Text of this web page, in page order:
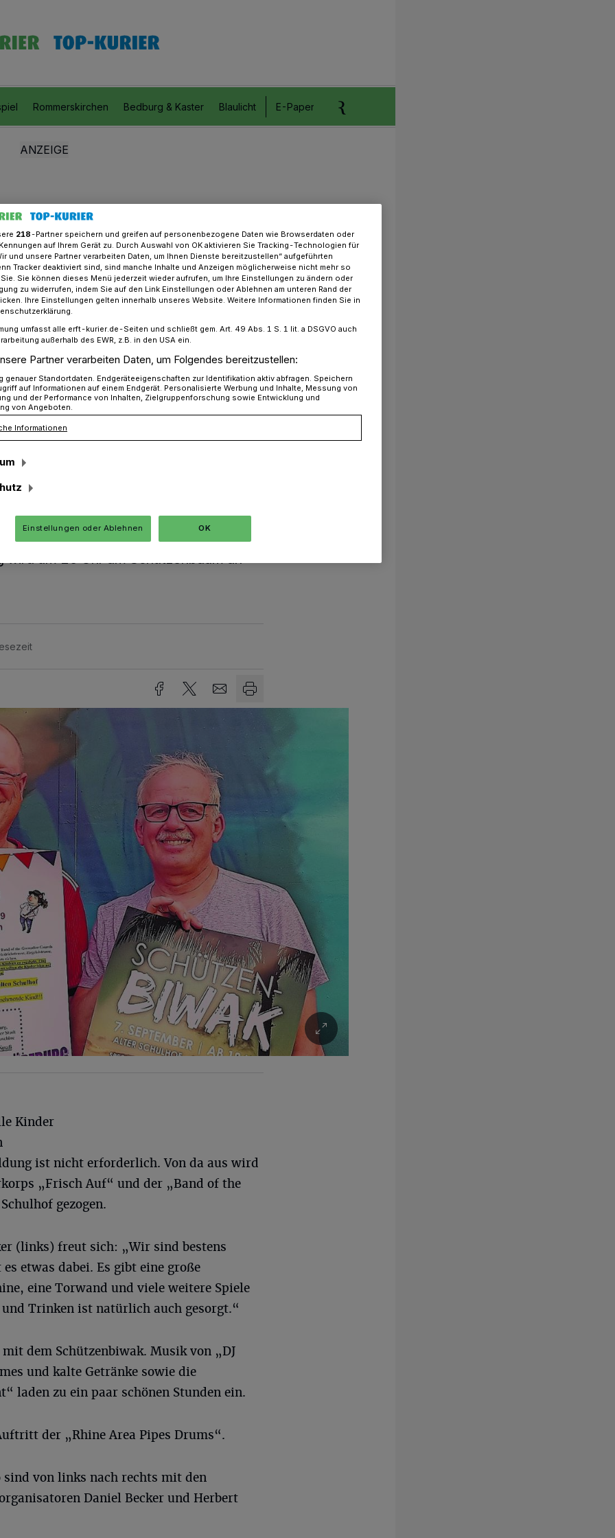
Rommerskirchen Bedburg & Kaster Blaulicht E-Paper Anzeigen aufgeben
Kinderumzug lockt
es soweit: Kapellen feiert den ersten
das traditionelle Schützen-Biwak!
wird um 16 Uhr am Schützenbaum an
Kinder
ist nicht erforderlich. Von da aus wird
„Frisch Auf“ und der „Band of the
gezogen.
(links) freut sich: „Wir sind bestens
etwas dabei. Es gibt eine große
eine Torwand und viele weitere Spiele
und Trinken ist natürlich auch gesorgt.“
dem Schützenbiwak. Musik von „DJ
und kalte Getränke sowie die
laden zu ein paar schönen Stunden ein.
der „Rhine Area Pipes Drums“.
sind von links nach rechts mit den
Daniel Becker und Herbert
218-Partner speichern und greifen auf personenbezogene Daten wie Browserdaten oder
auf Ihrem Gerät zu. Durch Auswahl von OK aktivieren Sie Tracking-Technologien für
und unsere Partner verarbeiten Daten, um Ihnen Dienste bereitzustellen“ aufgeführten
Tracker deaktiviert sind, sind manche Inhalte und Anzeigen möglicherweise nicht mehr so
Sie können dieses Menü jederzeit wieder aufrufen, um Ihre Einstellungen zu ändern oder
zu widerrufen, indem Sie auf den Link Einstellungen oder Ablehnen am unteren Rand der
Ihre Einstellungen gelten innerhalb unseres Website. Weitere Informationen finden Sie in
umfasst alle erft-kurier.de-Seiten und schließt gem. Art. 49 Abs. 1 S. 1 lit. a DSGVO auch
außerhalb des EWR, z.B. in den USA ein.
Partner verarbeiten Daten, um Folgendes bereitzustellen:
genauer Standortdaten. Endgeräteeigenschaften zur Identifikation aktiv abfragen. Speichern
auf Informationen auf einem Endgerät. Personalisierte Werbung und Inhalte, Messung von
und der Performance von Inhalten, Zielgruppenforschung sowie Entwicklung und
von Angeboten.
Informationen
Einstellungen oder Ablehnen OK